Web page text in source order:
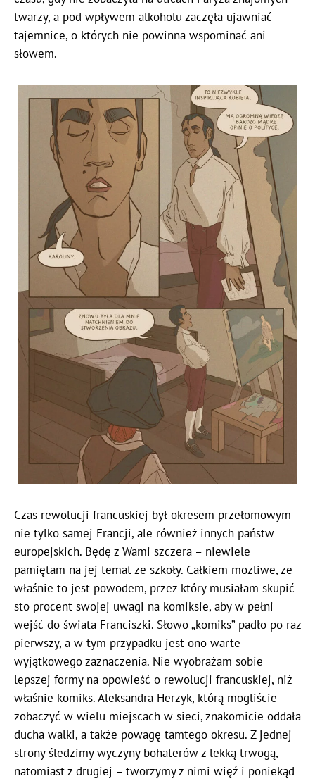
twarzy, a pod wpływem alkoholu zaczęła ujawniać
tajemnice, o których nie powinna wspominać ani
słowem.
Czas rewolucji francuskiej był okresem przełomowym
nie tylko samej Francji, ale również innych państw
europejskich. Będę z Wami szczera – niewiele
pamiętam na jej temat ze szkoły. Całkiem możliwe, że
właśnie to jest powodem, przez który musiałam skupić
sto procent swojej uwagi na komiksie, aby w pełni
wejść do świata Franciszki. Słowo „komiks” padło po raz
pierwszy, a w tym przypadku jest ono warte
wyjątkowego zaznaczenia. Nie wyobrażam sobie
lepszej formy na opowieść o rewolucji francuskiej, niż
właśnie komiks. Aleksandra Herzyk, którą mogliście
zobaczyć w wielu miejscach w sieci, znakomicie oddała
ducha walki, a także powagę tamtego okresu. Z jednej
strony śledzimy wyczyny bohaterów z lekką trwogą,
natomiast z drugiej – tworzymy z nimi więź i poniekąd